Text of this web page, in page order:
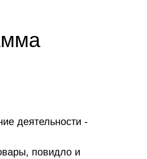
деятельности -
повидло и